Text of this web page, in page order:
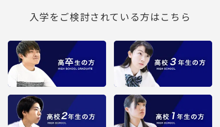
入学をご検討されている方はこちら